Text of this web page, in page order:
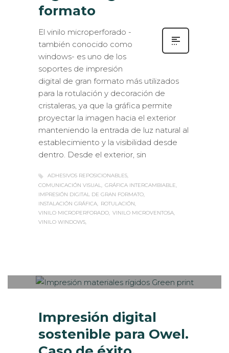
formato
también conocido como
windows- es uno de los
soportes de impresión
digital de gran formato más utilizados
para la rotulación y decoración de
cristaleras, ya que la gráfica permite
proyectar la imagen hacia el exterior
manteniendo la entrada de luz natural al
establecimiento y la visibilidad desde
dentro. Desde el exterior, sin
COMUNICACIÓN VISUAL
GRÁFICA INTERCAMBIABLE
IMPRESIÓN DIGITAL DE GRAN FORMATO
INSTALACIÓN GRÁFICA ROTULACIÓN
VINILO MICROPERFORADO
VINILO MICROVENTOSA
VINILO WINDOWS
Impresión digital
sostenible para Owel.
Caso de éxito.